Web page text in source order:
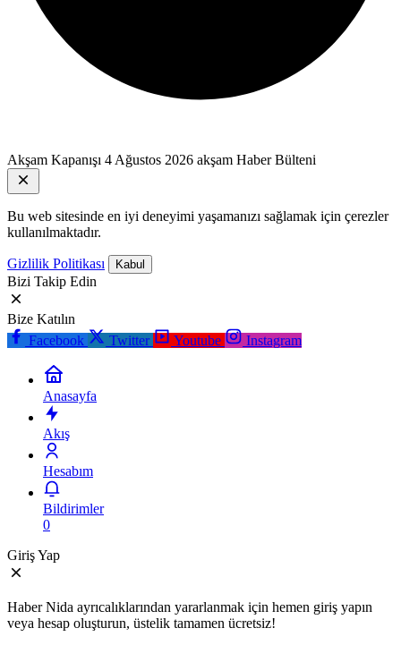
Akşam Kapanışı 4 Ağustos 2026 akşam Haber Bülteni
Bu web sitesinde en iyi deneyimi yaşamanızı sağlamak için çerezler
kullanılmaktadır.
Gizlilik Politikası Kabul
Bizi Takip Edin
Bize Katılın
Facebook
Twitter Youtube Instagram
Anasayfa
Akış
Hesabım
Bildirimler
0
Giriş Yap
Haber Nida ayrıcalıklarından yararlanmak için hemen giriş yapın
veya hesap oluşturun, üstelik tamamen ücretsiz!